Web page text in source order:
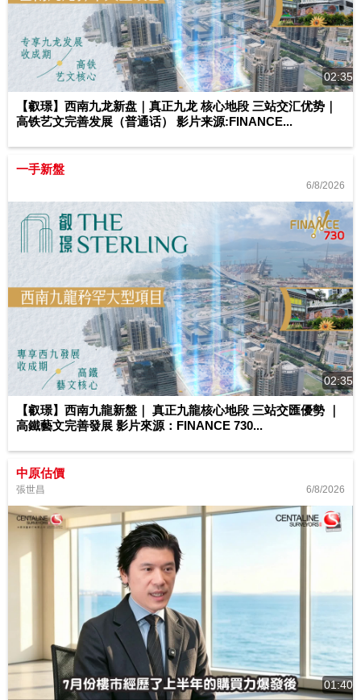
02:35
【叡璟】西南九龙新盘｜真正九龙 核心地段 三站交汇优势｜
高铁艺文完善发展（普通话） 影片来源:FINANCE...
一手新盤
6/8/2026
02:35
【叡璟】西南九龍新盤｜ 真正九龍核心地段 三站交匯優勢 ｜
高鐵藝文完善發展 影片來源：FINANCE 730...
中原估價
張世昌 6/8/2026
01:40